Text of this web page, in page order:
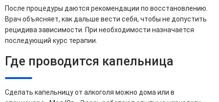
После процедуры даются рекомендации по восстановлению.
Врач объясняет, как дальше вести себя, чтобы не допустить
рецидива зависимости. При необходимости назначается
последующий курс терапии.
Где проводится капельница
Сделать капельницу от алкоголя можно дома или в